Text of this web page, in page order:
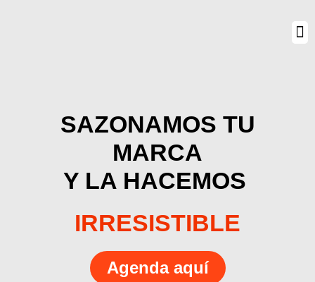
SAZONAMOS TU
MARCA
Y LA HACEMOS
IRRESISTIBLE
Agenda aquí